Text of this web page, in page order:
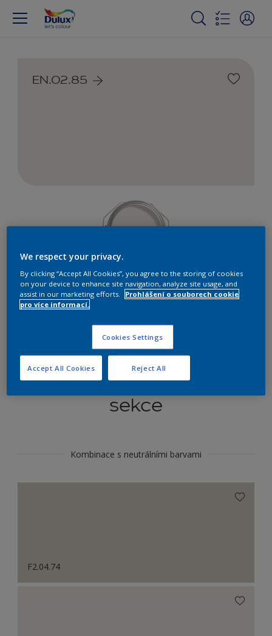
EN.02.85
Najít výrobek v tomto odstínu
Koordinovat barevné
sekce
Kombinace s neutrálními barvami
F2.04.74
We respect your privacy.
By clicking “Accept All Cookies”, you agree to the storing of cookies
on your device to enhance site navigation, analyze site usage, and
assist in our marketing efforts.
Prohlášení o souborech cookie
pro více informací.
Cookies Settings
Reject All
Accept All Cookies